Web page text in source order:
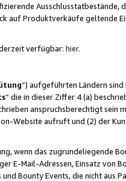
Ausschlusstatbestände,
auf Produktverkäufe geltende
verfügbar: hier.
“) aufgeführten Ländern
“ die in dieser Ziffer 4 (a)
anspruchsberechtigt sein
Website aufruft und (2) der
wenn das zugrundeliegende
E-Mail-Adressen, Einsatz von
Bounty Events, die nicht